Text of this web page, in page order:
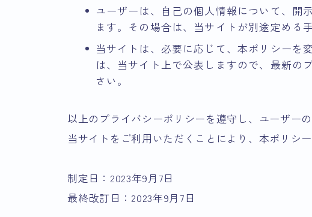
ユーザーは、自己の個人情報について、開
ます。その場合は、当サイトが別途定める
当サイトは、必要に応じて、本ポリシーを
は、当サイト上で公表しますので、最新の
さい。
以上のプライバシーポリシーを遵守し、ユーザー
当サイトをご利用いただくことにより、本ポリシ
制定日：2023年9月7日
最終改訂日：2023年9月7日